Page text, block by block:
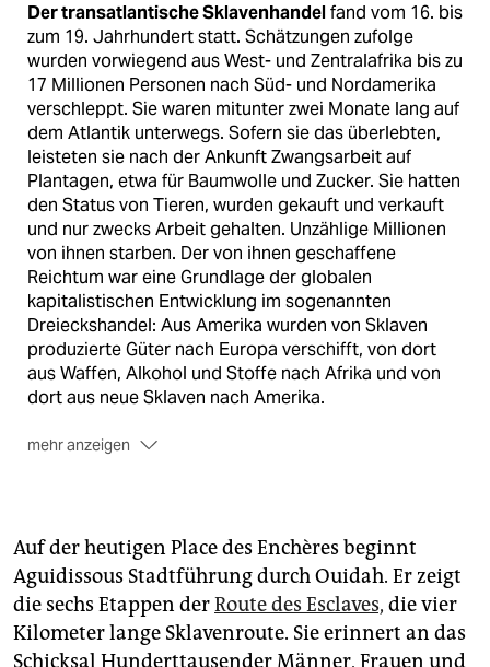
Der transatlantische Sklavenhandelfand vom 16. bis
zum 19. Jahrhundert statt. Schätzungen zufolge
wurden vorwiegend aus West- und Zentral­afrika bis zu
17 Millionen Personen nach Süd- und Nordamerika
verschleppt. Sie waren mitunter zwei Monate lang auf
dem Atlantik unterwegs. Sofern sie das überlebten,
leisteten sie nach der Ankunft Zwangsarbeit auf
Plantagen, etwa für Baumwolle und Zucker. Sie hatten
den Status von Tieren, wurden gekauft und verkauft
und nur zwecks Arbeit gehalten. Unzählige Millionen
von ihnen starben. Der von ihnen geschaffene
Reichtum war eine Grundlage der globalen
kapitalistischen Entwicklung im sogenannten
Dreieckshandel: Aus Amerika wurden von Sklaven
produzierte Güter nach Europa verschifft, von dort
aus Waffen, Alkohol und Stoffe nach Afrika und von
dort aus neue Sklaven nach Amerika.
mehr anzeigen
Napoleonischen Kriegen (1803–1815). Sklavenhandel
wurde 1807 vom britischen Parlament verboten und
1808 vom US-Kongress. Sklaverei an sich wurde in
Großbritannien 1833 verboten, in Frankreich 1848 und
in den USA 1865, was dort zum Bürgerkrieg führte.
Die Verbote gingen einher mit großzügigen
Auf der heutigen Place des Enchères beginnt
Aguidissous Stadtführung durch Ouidah. Er zeigt
die sechs Etappen derRoute des Esclaves, die vier
Kilometer lange Sklavenroute. Sie erinnert an das
Schicksal Hunderttausender Männer, Frauen und